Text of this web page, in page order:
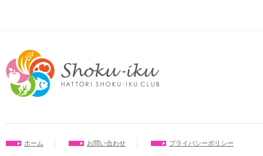
ホーム お問い合わせ プライバシーポリシー